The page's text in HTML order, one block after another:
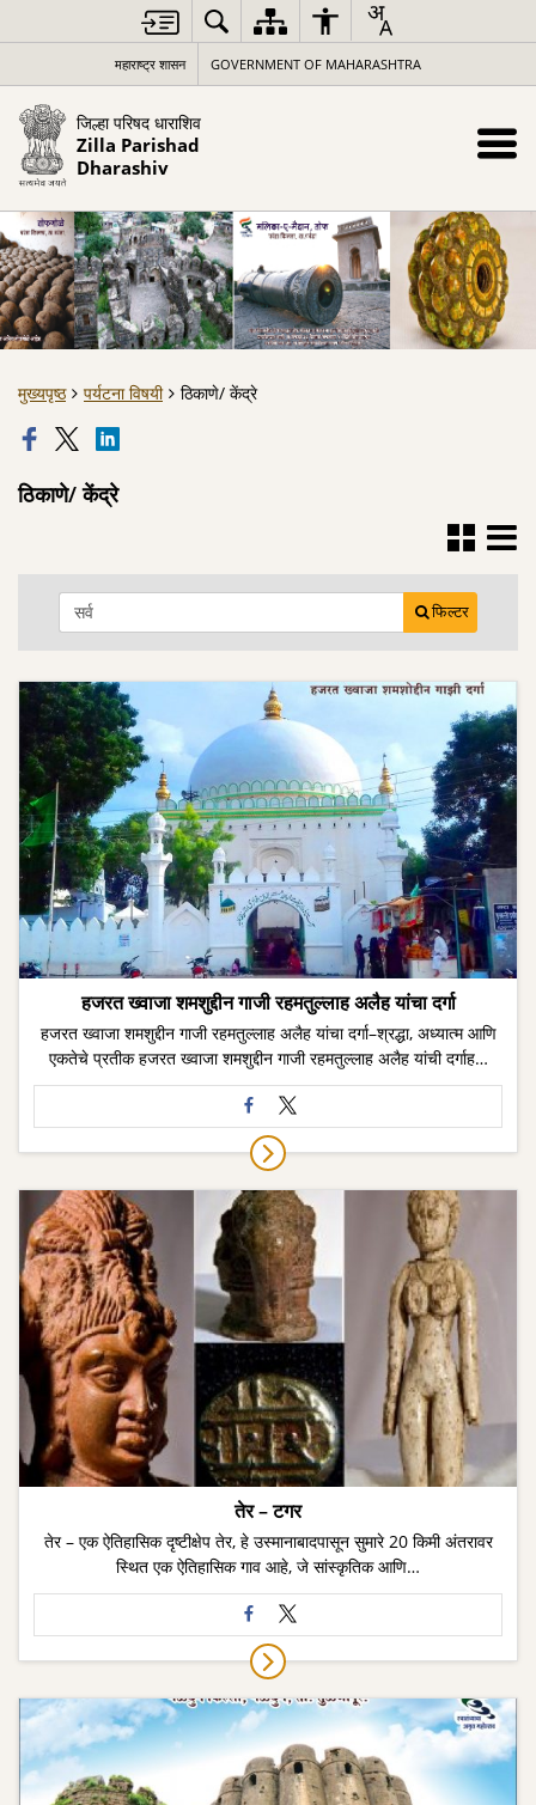
महाराष्ट्र शासन GOVERNMENT OF MAHARASHTRA
जिल्हा परिषद धाराशिव
Zilla Parishad
Dharashiv
मुख्यपृष्ठ पर्यटना विषयी ठिकाणे/ केंद्रे
ठिकाणे/ केंद्रे
फिल्टर
हजरत ख्वाजा शमशुद्दीन गाजी रहमतुल्लाह अलैह यांचा दर्गा
हजरत ख्वाजा शमशुद्दीन गाजी रहमतुल्लाह अलैह यांचा दर्गा–श्रद्धा, अध्यात्म आणि
एकतेचे प्रतीक हजरत ख्वाजा शमशुद्दीन गाजी रहमतुल्लाह अलैह यांची दर्गाह…
तेर – टगर
तेर – एक ऐतिहासिक दृष्टीक्षेप तेर, हे उस्मानाबादपासून सुमारे 20 किमी अंतरावर
स्थित एक ऐतिहासिक गाव आहे, जे सांस्कृतिक आणि…